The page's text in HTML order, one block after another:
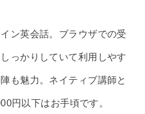
ン英会話。ブラウザでの受
っかりしていて利用しやす
も魅力。ネイティブ講師と
円以下はお手頃です。